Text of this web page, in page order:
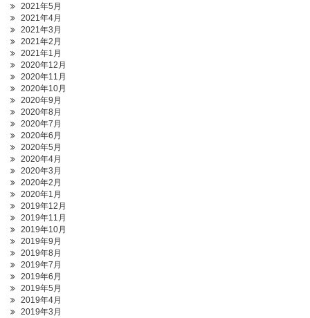
2021年5月
2021年4月
2021年3月
2021年2月
2021年1月
2020年12月
2020年11月
2020年10月
2020年9月
2020年8月
2020年7月
2020年6月
2020年5月
2020年4月
2020年3月
2020年2月
2020年1月
2019年12月
2019年11月
2019年10月
2019年9月
2019年8月
2019年7月
2019年6月
2019年5月
2019年4月
2019年3月